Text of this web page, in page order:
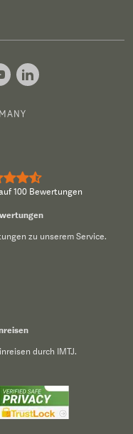
100 Bewertungen
zu unserem Service.
durch IMTJ.